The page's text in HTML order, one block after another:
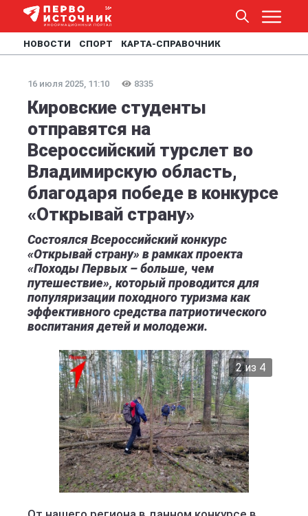
НОВОСТИ СПОРТ КАРТА-СПРАВОЧНИК
16 июля 2025, 11:10 8335
Кировские студенты
отправятся на
Всероссийский турслет во
Владимирскую область,
благодаря победе в конкурсе
«Открывай страну»
Состоялся Всероссийский конкурс
«Открывай страну» в рамках проекта
«Походы Первых – больше, чем
путешествие», который проводится для
популяризации походного туризма как
эффективного средства патриотического
воспитания детей и молодежи.
2 из 4
министерство образования Кировской области